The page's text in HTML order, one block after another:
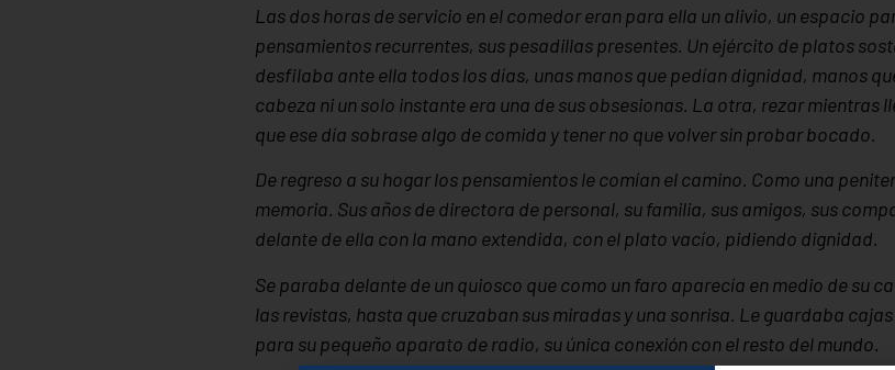
Las dos horas de servicio en el comedor eran para ella un alivio, un espacio
pensamientos recurrentes, sus pesadillas presentes. Un ejército de platos
desfilaba ante ella todos los días, unas manos que pedían dignidad, manos
cabeza ni un solo instante era una de sus obsesionas. La otra, rezar mientras
que ese día sobrase algo de comida y tener no que volver sin probar bocado.
De regreso a su hogar los pensamientos le comían el camino. Como una
memoria. Sus años de directora de personal, su familia, sus amigos, sus
delante de ella con la mano extendida, con el plato vacío, pidiendo dignidad.
Se paraba delante de un quiosco que como un faro aparecía en medio de su
las revistas, hasta que cruzaban sus miradas y una sonrisa. Le guardaba
para su pequeño aparato de radio, su única conexión con el resto del mundo.